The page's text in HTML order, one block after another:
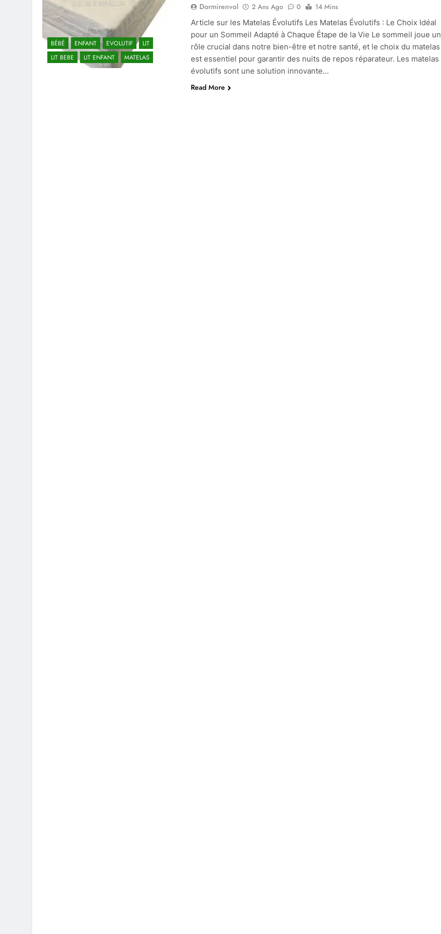
BÉBÉ ENFANT EVOLUTIF
LIT
LIT BEBE
LIT ENFANT MATELAS
Dormirenvol 2 Ans Ago 0
14 Mins
Article sur les Matelas Évolutifs Les Matelas Évolutifs : Le Choix Idéal
pour un Sommeil Adapté à Chaque Étape de la Vie Le sommeil joue un
rôle crucial dans notre bien-être et notre santé, et le choix du matelas
est essentiel pour garantir des nuits de repos réparateur. Les matelas
évolutifs sont une solution innovante…
Read More